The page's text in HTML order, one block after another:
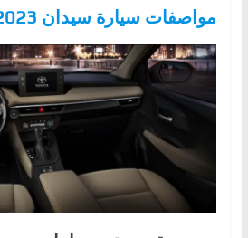
مواصفات سيارة سيدان 2023 الداخلي